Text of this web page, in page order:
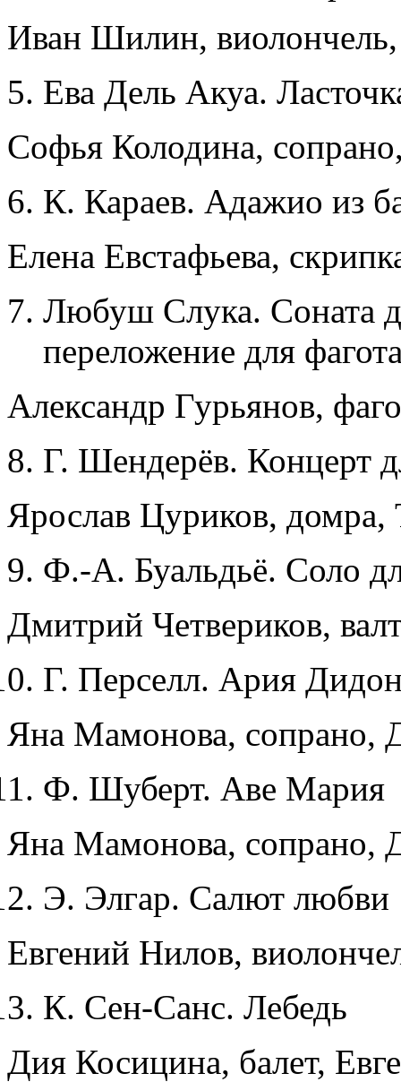
Иван Шилин,
Ева Дель Акуа.
Софья Колодина,
К. Караев. Адажио из
Елена Евстафьева,
Любуш Слука. Соната
переложение для
Александр Гурьянов,
Г. Шендерёв. Концерт
Ярослав Цуриков, домра,
Ф.-А. Буальдьё. Соло
Дмитрий Четвериков,
Г. Перселл. Ария
Яна Мамонова, сопрано,
Ф. Шуберт. Аве Мария
Яна Мамонова, сопрано,
Э. Элгар. Салют любви
Евгений Нилов,
К. Сен-Санс. Лебедь
Дия Косицина, балет,